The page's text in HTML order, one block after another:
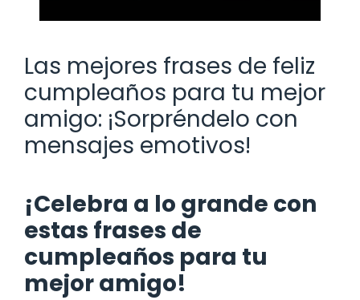
Las mejores frases de feliz
cumpleaños para tu mejor
amigo: ¡Sorpréndelo con
mensajes emotivos!
¡Celebra a lo grande con
estas frases de
cumpleaños para tu
mejor amigo!